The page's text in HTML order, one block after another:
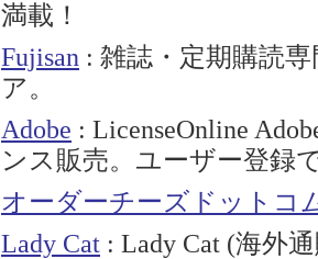
満載！
Fujisan : 雑誌・定期購読
ア。
Adobe : LicenseOnline
ンス販売。ユーザー登録
オーダーチーズドットコ
Lady Cat : Lady Cat (海外